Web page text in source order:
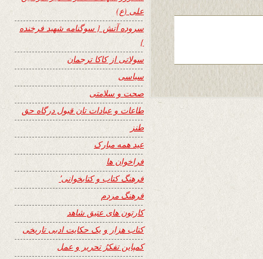
علی (ع)
سروده آتش { سوگنامه شهید فرخنده
}
سولاتی از کاکا ترجمان
سیاسی
صحت و سلامتی
طاعات و عبادات تان قبول درگاه حق
طنز
عید همه مبارک
فراخوان ها
فرهنگ کتاب و کتابخوانی٬
فرهنگ مردم
کارتون های عتیق شاهد
کتاب هزار و یک حکایت ادبی تاریخی
کمپاین تفکرُ تحریر و عمل